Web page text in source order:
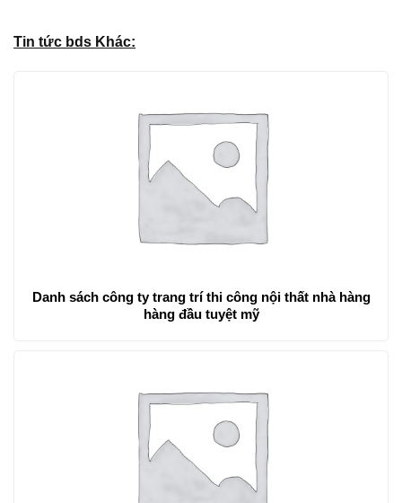
Tin tức bds Khác:
Danh sách công ty trang trí thi công nội thất nhà hàng
hàng đầu tuyệt mỹ